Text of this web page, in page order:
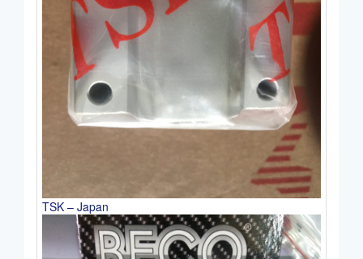
TSK – Japan